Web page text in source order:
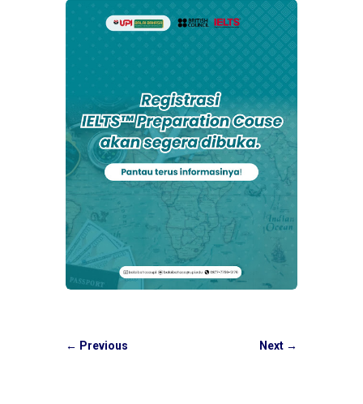
← Previous Next →